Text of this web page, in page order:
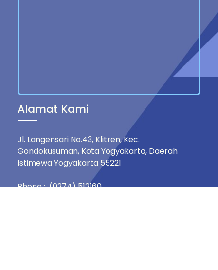
Alamat Kami
Jl. Langensari No.43, Klitren, Kec.
Gondokusuman, Kota Yogyakarta, Daerah
Istimewa Yogyakarta 55221
Phone : (0274) 512160